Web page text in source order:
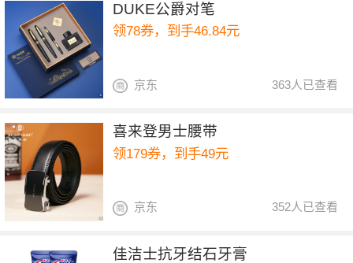
DUKE公爵对笔
领78券，到手46.84元
363人已查看
京东
喜来登男士腰带
领179券，到手49元
352人已查看
京东
佳洁士抗牙结石牙膏